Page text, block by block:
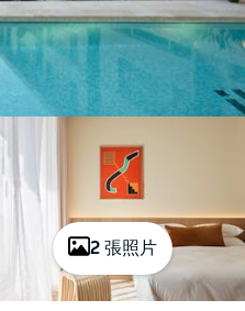
2 張照片